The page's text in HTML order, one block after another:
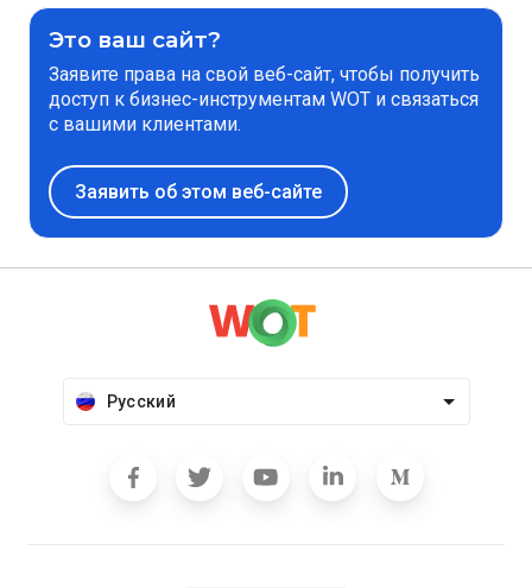
Это ваш сайт?
Заявите права на свой веб-сайт, чтобы получить
доступ к бизнес-инструментам WOT и связаться
с вашими клиентами.
Заявить об этом веб-сайте
Русский